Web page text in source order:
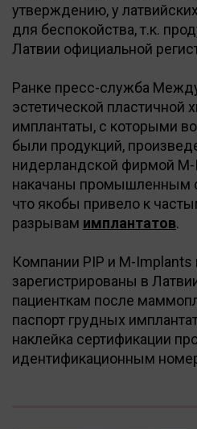
утверждению, у
для беспокойства, т.к.
Латвии официальной
Ранке пресс-служба
эстетической пластичной
имплантаты, с которыми
были продукций,
нидерландской фирмой
накачаны промышленным
что якобы привело к
разрывам имплантатов.
Компании PIP и M-Implants
зарегистрированы в
пациенткам после
паспорт грудных
наклейка сертификации
идентификационным